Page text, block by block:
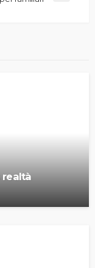
realtà